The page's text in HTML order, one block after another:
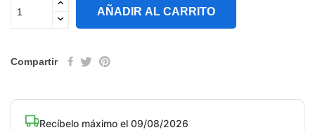
AÑADIR AL CARRITO
Compartir
Recíbelo máximo el 09/08/2026